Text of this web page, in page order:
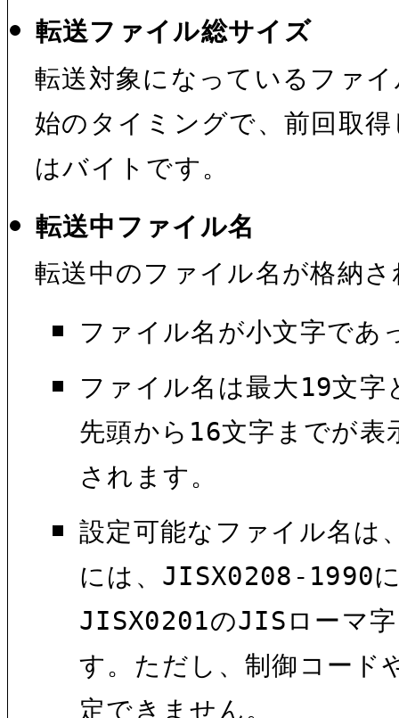
転送ファイル総サイズ
転送対象になっているファ
始のタイミングで、前回取
はバイトです。
転送中ファイル名
転送中のファイル名が格納
ファイル名が小文字であ
ファイル名は最大19文
先頭から16文字までが
されます。
設定可能なファイル名は
には、JISX0208-1990
JISX0201のJISローマ
す。ただし、制御コード
定できません。